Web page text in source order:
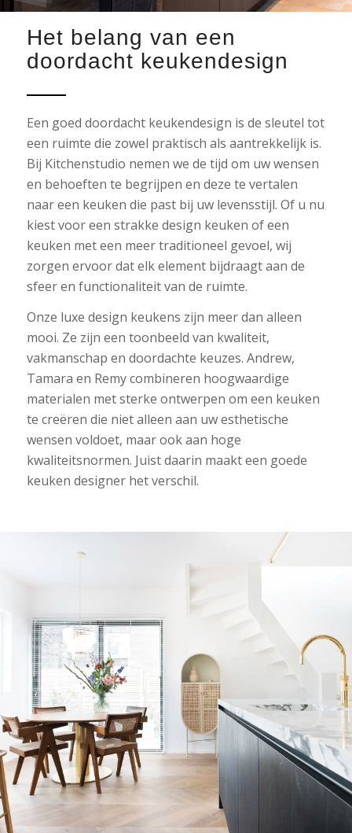
Het belang van een
doordacht keukendesign
Een goed doordacht keukendesign is de sleutel tot
een ruimte die zowel praktisch als aantrekkelijk is.
Bij Kitchenstudio nemen we de tijd om uw wensen
en behoeften te begrijpen en deze te vertalen
naar een keuken die past bij uw levensstijl. Of u nu
kiest voor een strakke design keuken of een
keuken met een meer traditioneel gevoel, wij
zorgen ervoor dat elk element bijdraagt aan de
sfeer en functionaliteit van de ruimte.
Onze luxe design keukens zijn meer dan alleen
mooi. Ze zijn een toonbeeld van kwaliteit,
vakmanschap en doordachte keuzes. Andrew,
Tamara en Remy combineren hoogwaardige
materialen met sterke ontwerpen om een keuken
te creëren die niet alleen aan uw esthetische
wensen voldoet, maar ook aan hoge
kwaliteitsnormen. Juist daarin maakt een goede
keuken designer het verschil.